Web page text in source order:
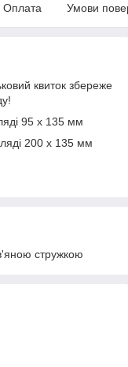
Оплата Умови
квиток збереже
95 х 135 мм
200 х 135 мм
стружкою